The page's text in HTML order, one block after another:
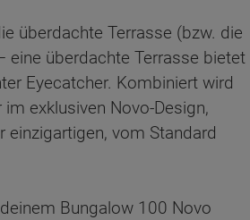
überdachte Terrasse (bzw. die
eine überdachte Terrasse bietet
Eyecatcher. Kombiniert wird
exklusiven Novo-Design,
einzigartigen, vom Standard
Bungalow 100 Novo